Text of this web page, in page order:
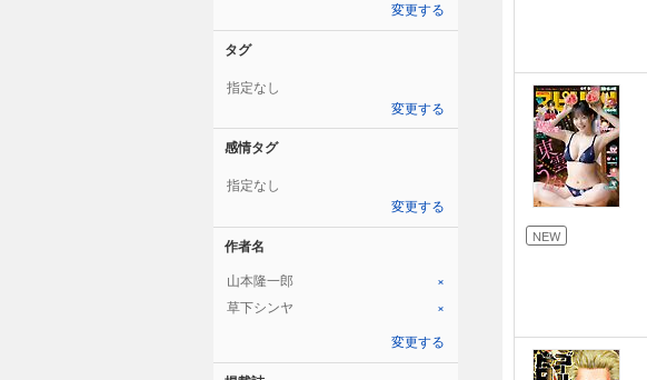
NEW
変更する
タグ
指定なし
変更する
感情タグ
指定なし
変更する
作者名
山本隆一郎
×
草下シンヤ
×
変更する